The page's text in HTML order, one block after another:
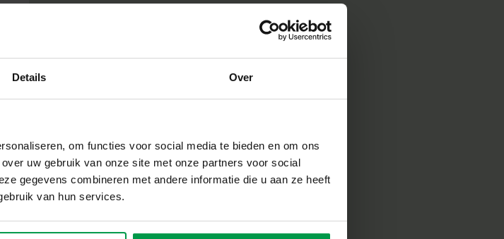
Details Over
om functies voor social media te bieden en om ons
uw gebruik van onze site met onze partners voor social
gegevens combineren met andere informatie die u aan ze heeft
van hun services.
Inhoud van de set
geproduceerd en getest in onze fabriek in Nederland, volgens de strengste Europese
veiligheidsnormen. Speelgoed van SES Creative zorgt voor plezier en is erop gericht dat
kinderen trots kunnen zijn op hun werk, wat de creativiteit en ontwikkeling stimuleert.
Ga aan de slag en ontdek het plezier van het maken van sieraden die dag én nacht stralen!